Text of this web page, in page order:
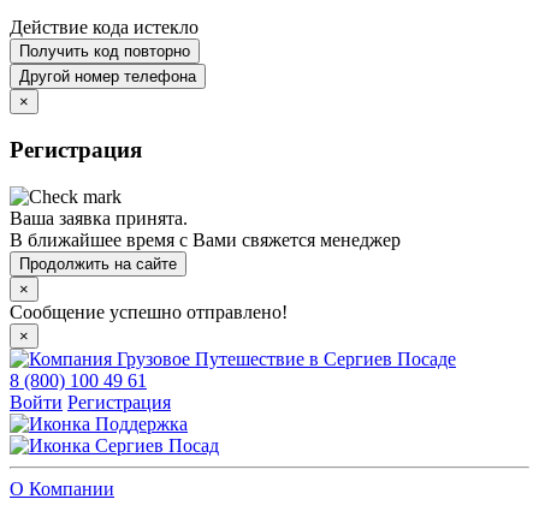
Действие кода истекло
Получить код повторно
Другой номер телефона
×
Регистрация
Ваша заявка принята.
В ближайшее время с Вами свяжется менеджер
Продолжить на сайте
×
Сообщение успешно отправлено!
×
8 (800) 100 49 61
Войти Регистрация
Поддержка
Сергиев Посад
О Компании